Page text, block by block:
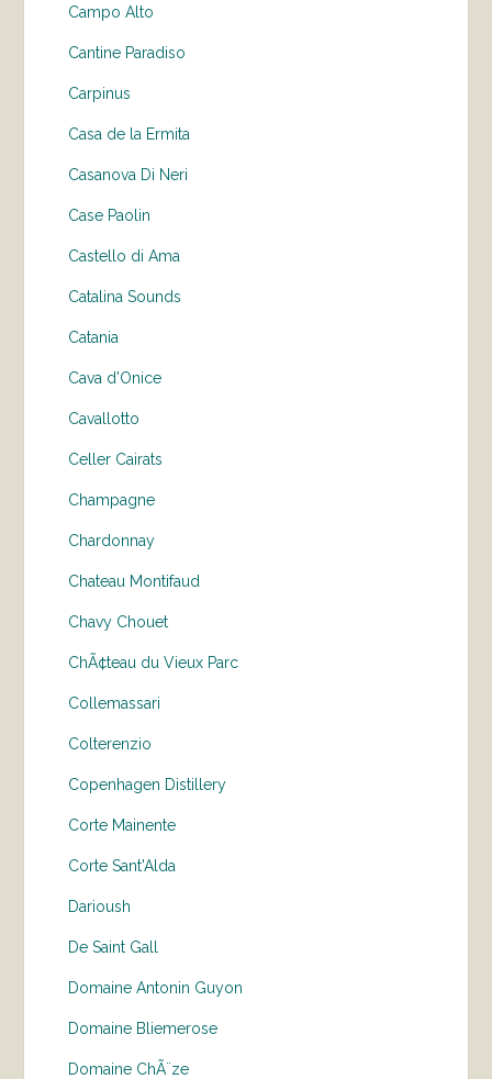
Campo Alto
Cantine Paradiso
Carpinus
Casa de la Ermita
Casanova Di Neri
Case Paolin
Castello di Ama
Catalina Sounds
Catania
Cava d'Onice
Cavallotto
Celler Cairats
Champagne
Chardonnay
Chateau Montifaud
Chavy Chouet
ChÃ¢teau du Vieux Parc
Collemassari
Colterenzio
Copenhagen Distillery
Corte Mainente
Corte Sant'Alda
Darioush
De Saint Gall
Domaine Antonin Guyon
Domaine Bliemerose
Domaine ChÃ¨ze